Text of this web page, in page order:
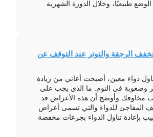
طبيعيًا، وخلال الدورة الشهرية
الرجفة والتوتر عند التوقف عن
دواء معين، أصبحت أعاني من زيادة
وصعوبة في النوم. ما الذي يجب علي
مخاوفك وأوضح أن هذه الأعراض قد
المفاجئ للدواء والتي تسمى أعراض
بإعادة تناول الدواء بجرعات مخفضة